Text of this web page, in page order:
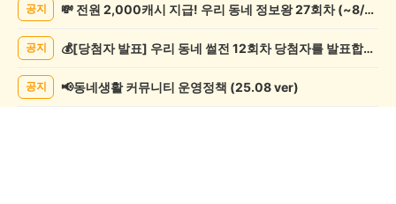
목
공지 💸 전원 2,000캐시 지급! 우리 동네 정보왕 27회차 (~8/10)
공지 💰[당첨자 발표] 우리 동네 썰전 12회차 당첨자를 발표합니다!
공지 📢동네생활 커뮤니티 운영정책 (25.08 ver)